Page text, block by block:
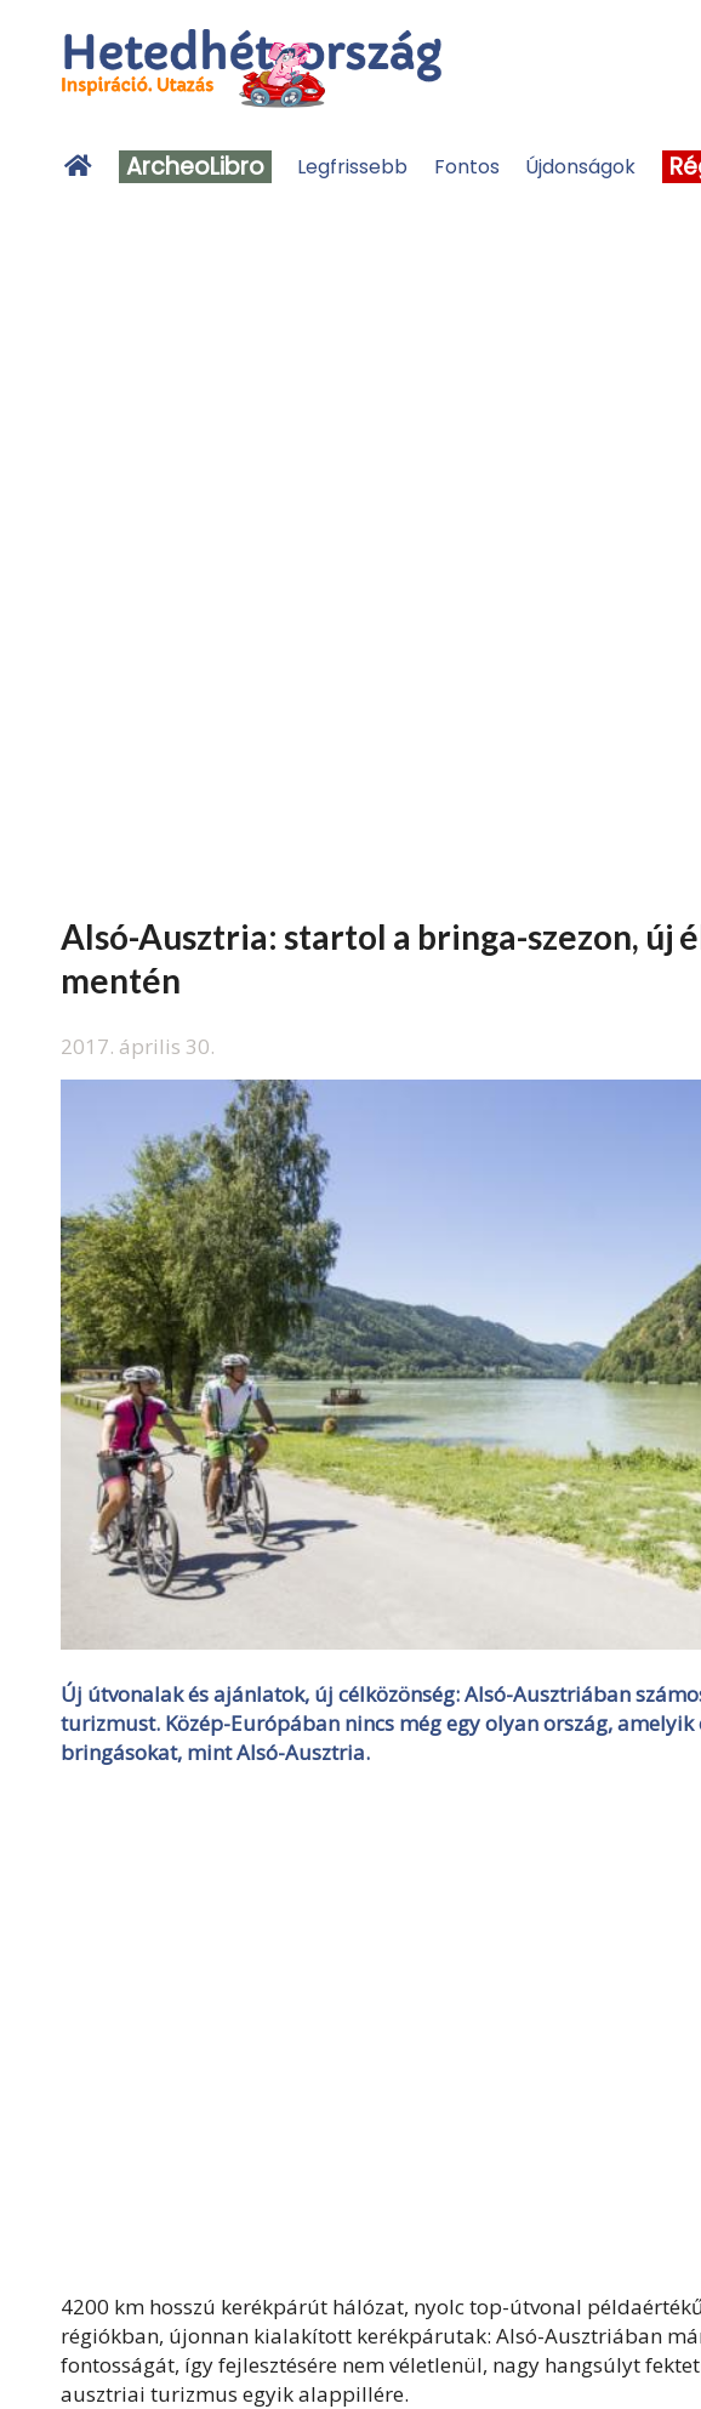
ArcheoLibro Legfrissebb Fontos Újdonságok
Alsó-Ausztria: startol a bringa-szezon, új
mentén
2017. április 30.
Új útvonalak és ajánlatok, új célközönség: Alsó-Ausztriában
turizmust. Közép-Európában nincs még egy olyan ország,
bringásokat, mint Alsó-Ausztria.
4200 km hosszú kerékpárút hálózat, nyolc top-útvonal
régiókban, újonnan kialakított kerékpárutak: Alsó-Ausztriában
fontosságát, így fejlesztésére nem véletlenül, nagy hangsúlyt
ausztriai turizmus egyik alappillére.